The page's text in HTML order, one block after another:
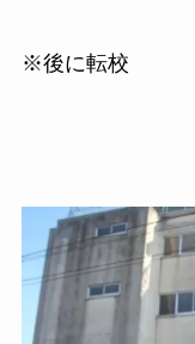
※後に転校